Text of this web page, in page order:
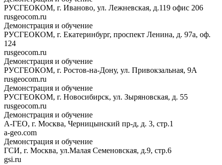
РУСГЕОКОМ, г. Иваново, ул. Лежневская, д.119 офис 206
rusgeocom.ru
Демонстрация и обучение
РУСГЕОКОМ, г. Екатеринбург, проспект Ленина, д. 97а, оф.
124
rusgeocom.ru
Демонстрация и обучение
РУСГЕОКОМ, г. Ростов-на-Дону, ул. Привокзальная, 9А
rusgeocom.ru
Демонстрация и обучение
РУСГЕОКОМ, г. Новосибирск, ул. Зыряновская, д. 55
rusgeocom.ru
Демонстрация и обучение
А-ГЕО, г. Москва, Черницынский пр-д, д. 3, стр.1
a-geo.com
Демонстрация и обучение
ГСИ, г. Москва, ул.Малая Семеновская, д.9, стр.6
gsi.ru